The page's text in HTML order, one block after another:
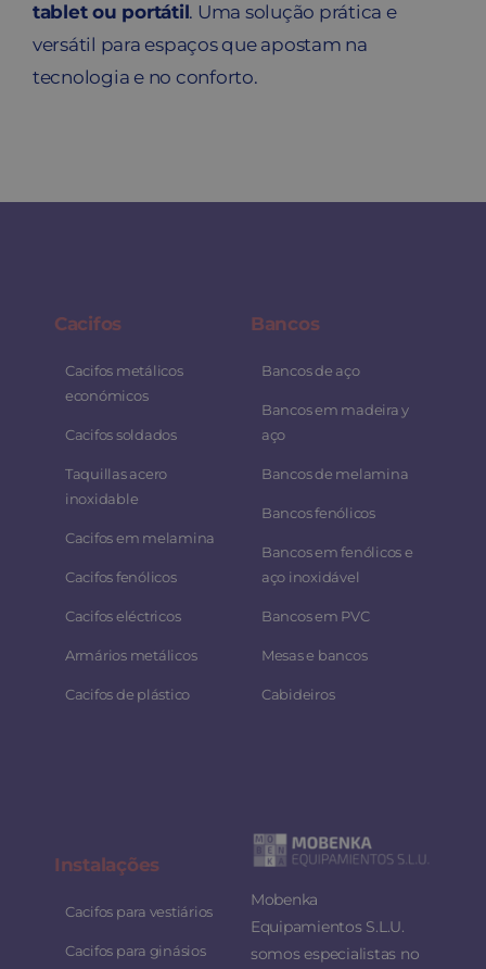
tablet ou portátil. Uma solução prática e
versátil para espaços que apostam na
tecnologia e no conforto.
Cacifos
Cacifos metálicos
económicos
Cacifos soldados
Taquillas acero
inoxidable
Cacifos em melamina
Cacifos fenólicos
Cacifos eléctricos
Armários metálicos
Cacifos de plástico
Bancos
Bancos de aço
Bancos em madeira y
aço
Bancos de melamina
Bancos fenólicos
Bancos em fenólicos e
aço inoxidável
Bancos em PVC
Mesas e bancos
Cabideiros
Instalações
Cacifos para vestiários
Cacifos para ginásios
Mobenka
Equipamientos S.L.U.
somos especialistas no